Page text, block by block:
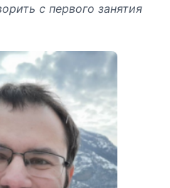
с первого занятия